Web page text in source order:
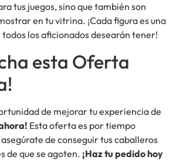
tus juegos, sino que también son
en tu vitrina. ¡Cada figura es una
los aficionados desearán tener!
esta Oferta
de mejorar tu experiencia de
Esta oferta es por tiempo
de conseguir tus caballeros
de que se agoten. ¡Haz tu pedido hoy